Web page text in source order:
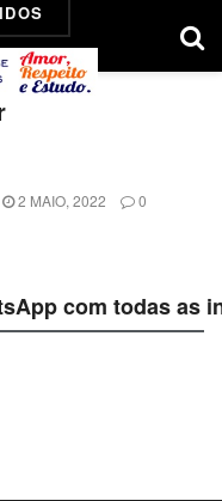
2 MAIO, 2022 0
com todas